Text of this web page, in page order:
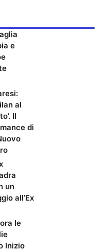
e
al
Il
di
un
all’Ex
le
Inizio